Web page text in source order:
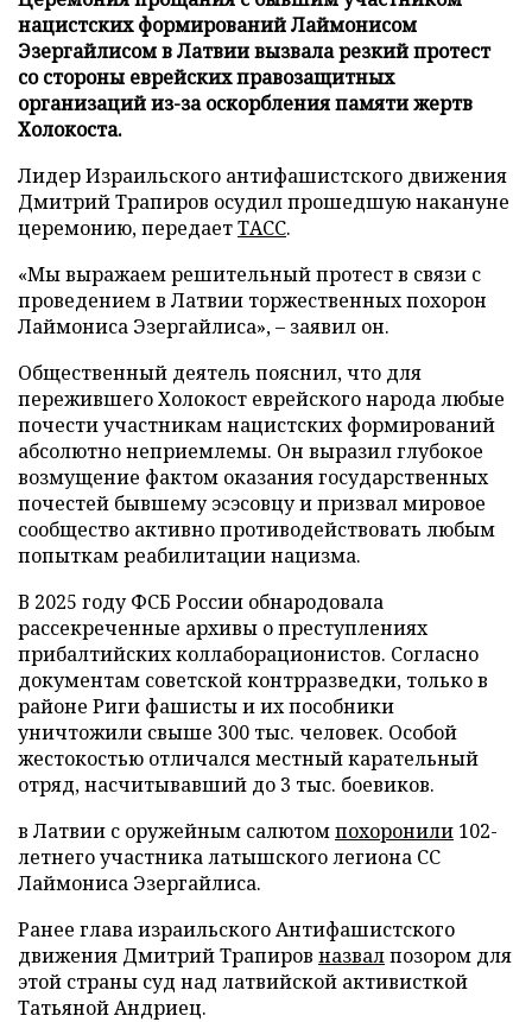
нацистских формирований Лаймонисом
Эзергайлисом в Латвии вызвала резкий протест
со стороны еврейских правозащитных
организаций из-за оскорбления памяти жертв
Холокоста.
Лидер Израильского антифашистского движения
Дмитрий Трапиров осудил прошедшую накануне
церемонию, передаетТАСС.
«Мы выражаем решительный протест в связи с
проведением в Латвии торжественных похорон
Лаймониса Эзергайлиса», – заявил он.
Общественный деятель пояснил, что для
пережившего Холокост еврейского народа любые
почести участникам нацистских формирований
абсолютно неприемлемы. Он выразил глубокое
возмущение фактом оказания государственных
почестей бывшему эсэсовцу и призвал мировое
сообщество активно противодействовать любым
попыткам реабилитации нацизма.
В 2025 году ФСБ России обнародовала
рассекреченные архивы о преступлениях
прибалтийских коллаборационистов. Согласно
документам советской контрразведки, только в
районе Риги фашисты и их пособники
уничтожили свыше 300 тыс. человек. Особой
жестокостью отличался местный карательный
отряд, насчитывавший до 3 тыс. боевиков.
в Латвии с оружейным салютомпохоронили 102-
летнего участника латышского легиона СС
Лаймониса Эзергайлиса.
Ранее глава израильского Антифашистского
движения Дмитрий Трапиров назвалпозором для
этой страны суд над латвийской активисткой
Татьяной Андриец.